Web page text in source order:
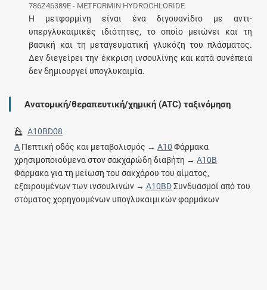
786Z46389E - METFORMIN HYDROCHLORIDE
Η μετφορμίνη είναι ένα διγουανίδιο με αντι-
υπεργλυκαιμικές ιδιότητες, το οποίο μειώνει και τη
βασική και τη μεταγευματική γλυκόζη του πλάσματος.
Δεν διεγείρει την έκκριση ινσουλίνης και κατά συνέπεια
δεν δημιουργεί υπογλυκαιμία.
Ανατομική/θεραπευτική/χημική (ATC) ταξινόμηση
A10BD08
A Πεπτική οδός και μεταβολισμός →A10 Φάρμακα
χρησιμοποιούμενα στον σακχαρώδη διαβήτη →A10B
Φάρμακα για τη μείωση του σακχάρου του αίματος,
εξαιρουμένων των ινσουλινών →A10BDΣυνδυασμοί από του
στόματος χορηγουμένων υπογλυκαιμικών φαρμάκων